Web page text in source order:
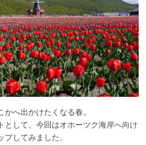
かへ出かけたくなる春。
として、今回はオホーツク海岸へ向け
プしてみました。